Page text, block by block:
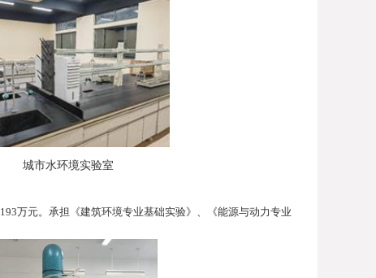
城市水环境实验室
193万元。承担《建筑环境专业基础实验》、《能源与动力专业